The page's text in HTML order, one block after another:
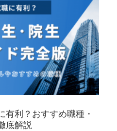
有利？おすすめ職種・
底解説